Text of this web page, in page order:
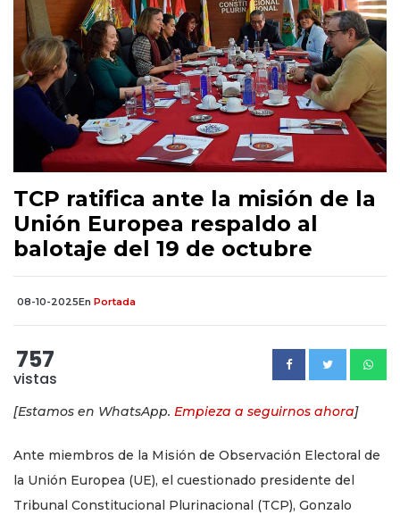
TCP ratifica ante la misión de la
Unión Europea respaldo al
balotaje del 19 de octubre
08-10-2025En Portada
757
vistas
[Estamos en WhatsApp. Empieza a seguirnos ahora]
Ante miembros de la Misión de Observación Electoral de
la Unión Europea (UE), el cuestionado presidente del
Tribunal Constitucional Plurinacional (TCP), Gonzalo